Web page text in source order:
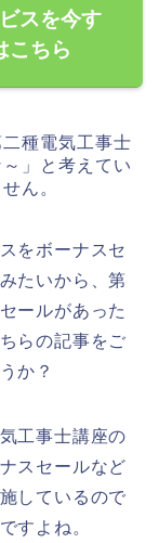
スを今す
こちら
種電気工事士
」と考えてい
ん。
をボーナスセ
たいから、第
ールがあった
らの記事をご
か？
工事士講座の
スセールなど
しているので
すよね。